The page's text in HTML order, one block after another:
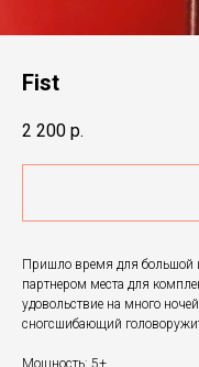
Fist
2 200 р.
Пришло время для большой
партнером места для
удовольствие на много
сногсшибающий
Мощность: 5+